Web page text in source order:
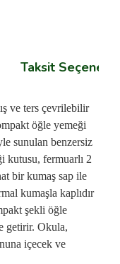
Taksit
ve ters çevrilebilir
öğle yemeği
sunulan benzersiz
kutusu, fermuarlı 2
bir kumaş sap ile
kumaşla kaplıdır
şekli öğle
getirir. Okula,
içecek ve